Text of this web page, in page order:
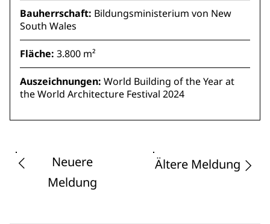
Bauherrschaft: Bildungsministerium von New
South Wales
Fläche: 3.800 m²
Auszeichnungen: World Building of the Year at
the World Architecture Festival 2024
Neuere
Meldung
Ältere Meldung